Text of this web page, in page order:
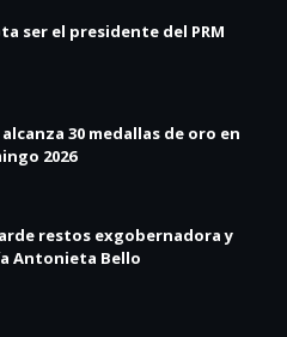
ser el presidente del PRM
30 medallas de oro en
2026
restos exgobernadora y
Antonieta Bello